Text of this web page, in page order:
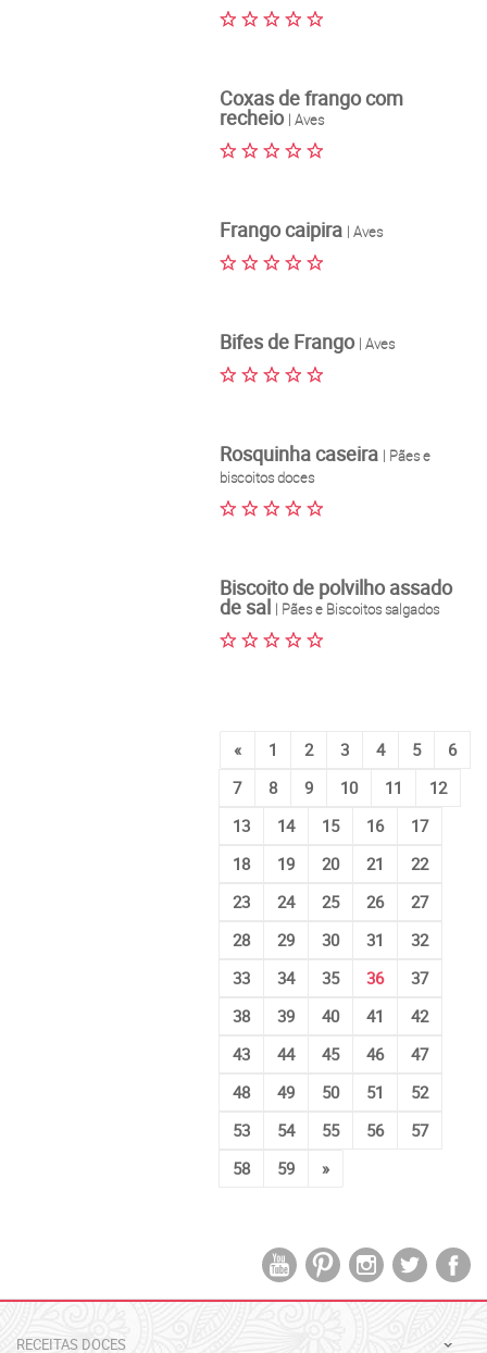
Coxas de frango com
recheio | Aves
Frango caipira | Aves
Bifes de Frango | Aves
Rosquinha caseira | Pães e
biscoitos doces
Biscoito de polvilho assado
de sal | Pães e Biscoitos salgados
« 1 2 3 4 5
6
7
8 9 10 11
12
13
14 15 16
17
18
19 20 21
22
23
24 25 26
27
28
29 30 31
32
33
34 35 36
37
38
39 40 41
42
43
44 45 46
47
48
49 50 51
52
53
54 55 56
57
58
59 »
RECEITAS DOCES